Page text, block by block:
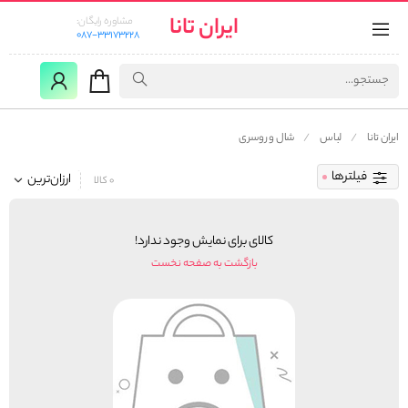
ایران تانا
مشاوره رایگان:
087-33173228
ایران تانا لباس شال و روسری
فیلترها ارزان‌ترین 0 کالا
کالای برای نمایش وجود ندارد!
بازگشت به صفحه نخست